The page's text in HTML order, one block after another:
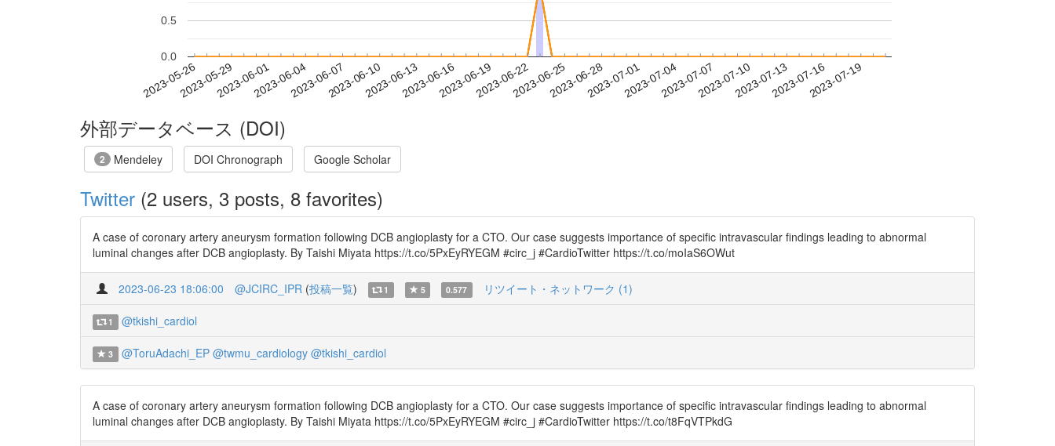
2023-05-262023-05-292023-06-012023-06-042023-06-072023-06-102023-06-132023-06-162023-06-192023-06-222023-06-252023-06-282023-07-012023-07-042023-07-072023-07-102023-07-132023-07-162023-07-19
0.0
0.5
外部データベース (DOI)
2 Mendeley DOI Chronograph Google Scholar
Twitter (2 users, 3 posts, 8 favorites)
A case of coronary artery aneurysm formation following DCB angioplasty for a CTO. Our case suggests importance of specific intravascular findings leading to abnormal
luminal changes after DCB angioplasty. By Taishi Miyata https://t.co/5PxEyRYEGM #circ_j #CardioTwitter https://t.co/moIaS6OWut
2023-06-23 18:06:00 @JCIRC_IPR (投稿一覧) 1 5 0.577 リツイート・ネットワーク (1)
1 @tkishi_cardiol
3 @ToruAdachi_EP @twmu_cardiology @tkishi_cardiol
A case of coronary artery aneurysm formation following DCB angioplasty for a CTO. Our case suggests importance of specific intravascular findings leading to abnormal
luminal changes after DCB angioplasty. By Taishi Miyata https://t.co/5PxEyRYEGM #circ_j #CardioTwitter https://t.co/t8FqVTPkdG